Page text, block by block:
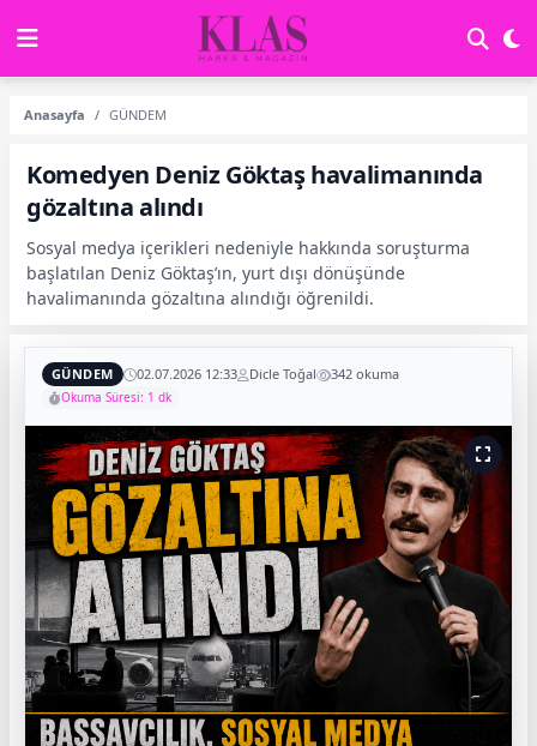
Anasayfa GÜNDEM
Komedyen Deniz Göktaş havalimanında
gözaltına alındı
Sosyal medya içerikleri nedeniyle hakkında soruşturma
başlatılan Deniz Göktaş’ın, yurt dışı dönüşünde
havalimanında gözaltına alındığı öğrenildi.
GÜNDEM 02.07.2026 12:33 Dicle Toğal 342 okuma
Okuma Süresi: 1 dk